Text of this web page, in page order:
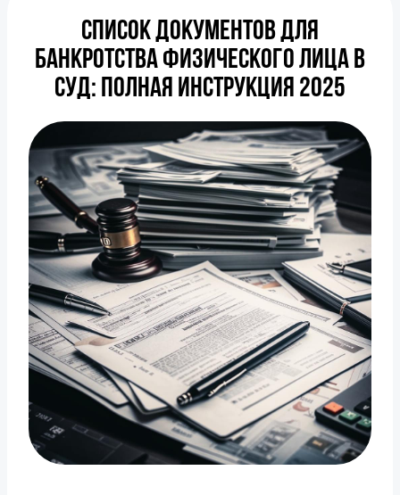
Список документов для
банкротства физического лица в
суд: полная инструкция 2025